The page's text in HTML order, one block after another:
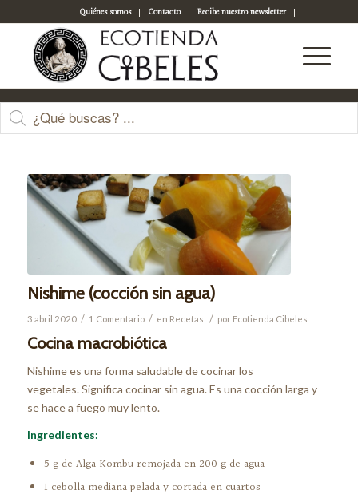
Quiénes somos Contacto
Recibe nuestro newsletter
Acceso a tu cuenta
Últimas entradas
Nishime (cocción sin agua)
3 abril 2020 / 1 Comentario / en Recetas / por Ecotienda Cibeles
Cocina macrobiótica
Nishime es una forma saludable de cocinar los
vegetales. Significa cocinar sin agua. Es una cocción larga y
se hace a fuego muy lento.
Ingredientes:
5 g de Alga Kombu remojada en 200 g de agua
1 cebolla mediana pelada y cortada en cuartos